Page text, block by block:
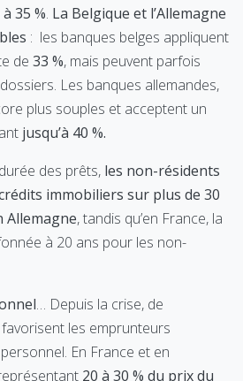
35 %. La Belgique et l’Allemagne
: les banques belges appliquent
de 33 %, mais peuvent parfois
Les banques allemandes,
plus souples et acceptent un
jusqu’à 40 %.
des prêts, les non-résidents
immobiliers sur plus de 30
Allemagne, tandis qu’en France, la
à 20 ans pour les non-
… Depuis la crise, de
les emprunteurs
En France et en
20 à 30 % du prix du